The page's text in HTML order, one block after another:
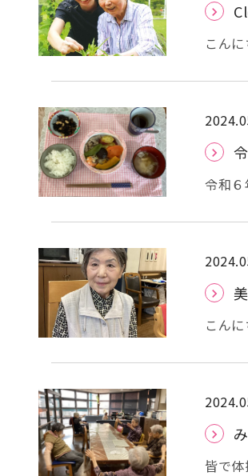
こん
健ア
ページ
積み
した
題や
され
ンケ
ア新
チャイ
令和
・・・
皿に
くいただきました。 食
この
こん
の美
存機
ずは
ＯＫでしたの
ト等
皆で